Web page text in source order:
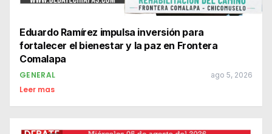
Eduardo Ramírez impulsa inversión para
fortalecer el bienestar y la paz en Frontera
Comalapa
GENERAL ago 5, 2026
Leer mas